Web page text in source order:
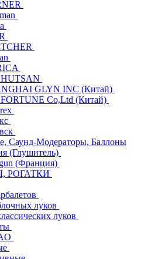
HUTSAN
GLYN INC (Китай)
Co,Ltd (Китай)
Саунд-Модераторы, Баллоны
(Глушитель)
(Франция)
РОГАТКИ
луков
луков